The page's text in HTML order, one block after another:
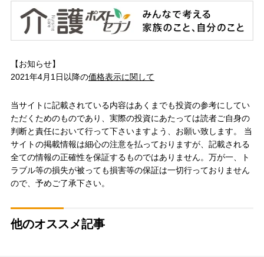
【お知らせ】
2021年4月1日以降の価格表示に関して
当サイトに記載されている内容はあくまでも投資の参考にしてい
ただくためのものであり、実際の投資にあたっては読者ご自身の
判断と責任において行って下さいますよう、お願い致します。 当
サイトの掲載情報は細心の注意を払っておりますが、記載される
全ての情報の正確性を保証するものではありません。万が一、ト
ラブル等の損失が被っても損害等の保証は一切行っておりません
ので、予めご了承下さい。
他のオススメ記事